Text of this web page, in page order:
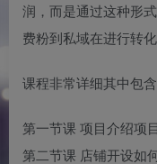
润，而是通过这种形
费粉到私域在进行转化
课程非常详细其中包
第一节课 项目介绍项
第二节课 店铺开设如